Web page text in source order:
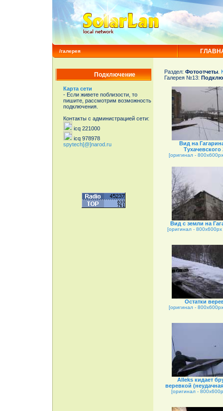
/галерея
Подключение
Карта сети
- Если живете поблизости, то
пишите, рассмотрим возможность
подключения.
Контакты с администрацией сети:
icq 221000
icq 978978
spytech[@]narod.ru
Раздел: Фотоотчеты
Галерея №13:
Вид на
Тухачевского
[оригинал -
Вид с земли на
[оригинал - 800x600px
Остатки
[оригинал -
Alleks кидает
веревкой
[оригинал -